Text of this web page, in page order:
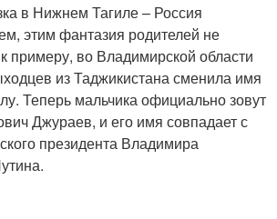
в Нижнем Тагиле – Россия
этим фантазия родителей не
примеру, во Владимирской области
из Таджикистана сменила имя
Теперь мальчика официально зовут
Джураев, и его имя совпадает с
президента Владимира